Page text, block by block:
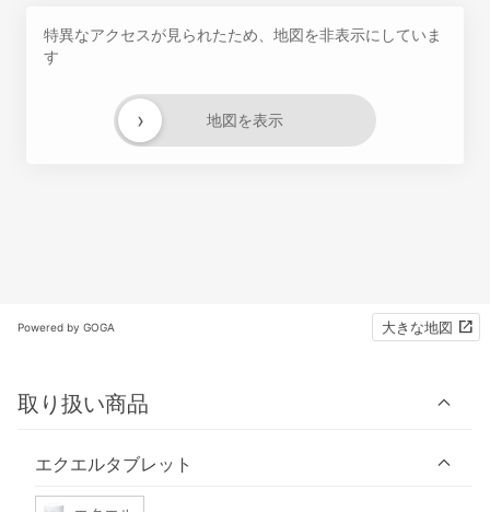
特異なアクセスが見られたため、地図を非表示にしていま
す
地図を表示
›
Powered by GOGA 大きな地図
取り扱い商品
エクエルタブレット